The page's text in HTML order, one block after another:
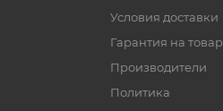
Условия доставки
Гарантия на товар
Производители
Политика